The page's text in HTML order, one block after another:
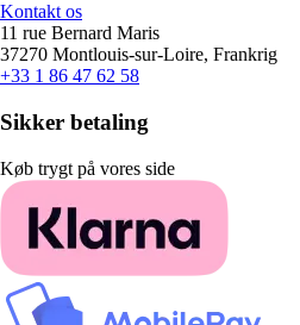
Kontakt os
11 rue Bernard Maris
37270 Montlouis-sur-Loire, Frankrig
+33 1 86 47 62 58
Sikker betaling
Køb trygt på vores side